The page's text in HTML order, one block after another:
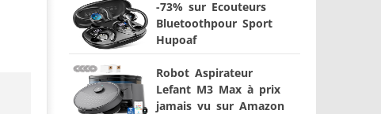
-73% sur Ecouteurs
Bluetoothpour Sport
Hupoaf
Robot Aspirateur
Lefant M3 Max à prix
jamais vu sur Amazon